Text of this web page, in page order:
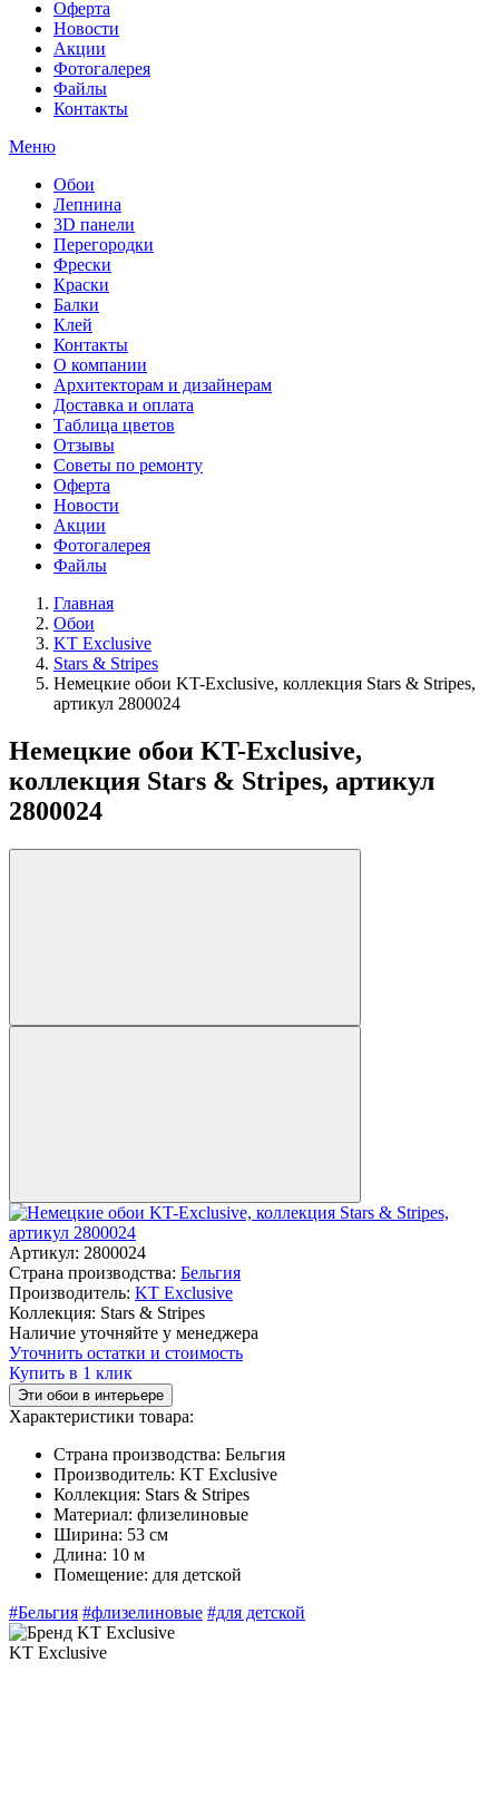
Оферта
Новости
Акции
Фотогалерея
Файлы
Контакты
Меню
Обои
Лепнина
3D панели
Перегородки
Фрески
Краски
Балки
Клей
Контакты
О компании
Архитекторам и дизайнерам
Доставка и оплата
Таблица цветов
Отзывы
Советы по ремонту
Оферта
Новости
Акции
Фотогалерея
Файлы
Главная
Обои
KT Exclusive
Stars & Stripes
Немецкие обои KT-Exclusive, коллекция Stars & Stripes,
артикул 2800024
Немецкие обои KT-Exclusive,
коллекция Stars & Stripes, артикул
2800024
Артикул: 2800024
Страна производства: Бельгия
Производитель: KT Exclusive
Коллекция: Stars & Stripes
Наличие уточняйте у менеджера
Уточнить остатки и стоимость
Купить в 1 клик
Эти обои в интерьере
Характеристики товара:
Страна производства: Бельгия
Производитель: KT Exclusive
Коллекция: Stars & Stripes
Материал: флизелиновые
Ширина: 53 см
Длина: 10 м
Помещение: для детской
#Бельгия #флизелиновые #для детской
KT Exclusive